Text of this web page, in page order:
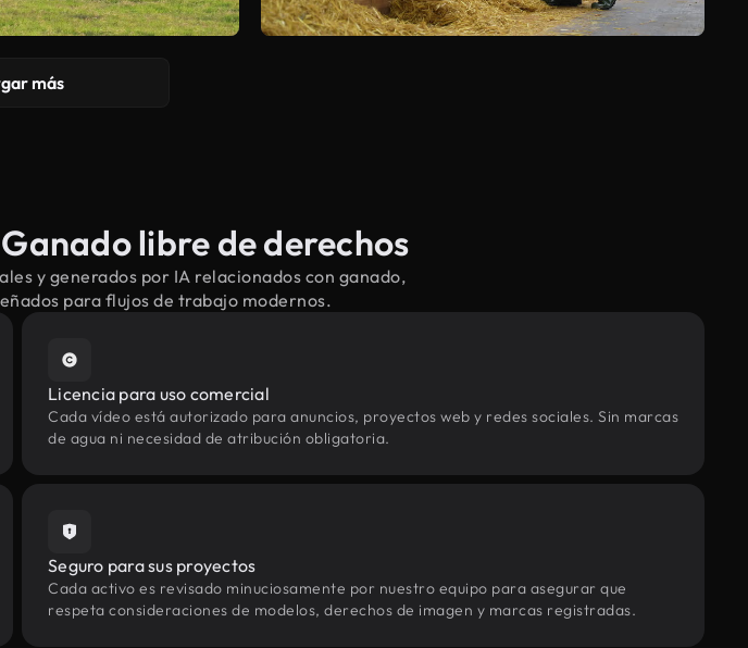
más
libre de derechos
y generados por IA relacionados con ganado,
para flujos de trabajo modernos.
Licencia para uso comercial
Cada vídeo está autorizado para anuncios, proyectos web y redes sociales. Sin marcas
de agua ni necesidad de atribución obligatoria.
Seguro para sus proyectos
Cada activo es revisado minuciosamente por nuestro equipo para asegurar que
respeta consideraciones de modelos, derechos de imagen y marcas registradas.